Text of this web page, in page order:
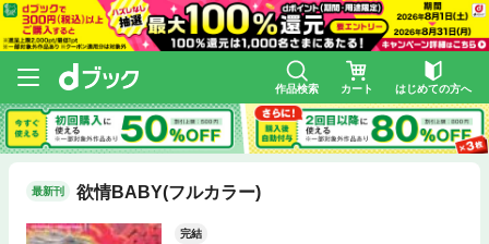
作品検索 カート はじめての方へ
最新刊 欲情BABY(フルカラー)
完結